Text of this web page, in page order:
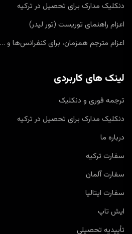
دنکلیک مدارک برای تحصیل در ترکیه
اعزام راهنمای توریست (تور لیدر)
اعزام مترجم همزمان، برای کنفرانس‌ها و …
لینک های کاربردی
ترجمه فوری و دنکلیک
دنکلیک مدارک برای تحصیل در ترکیه
درباره ما
سفارت ترکیه
سفارت آلمان
سفارت ایتالیا
ایش تاپ
تأییدیه تحصیلی